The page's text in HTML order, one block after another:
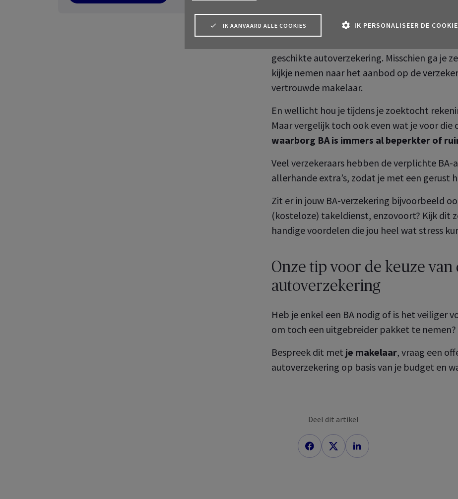
Alles over je verzekeringen als
Beheer je gezondheids­
verzekering eenvoudig en snel
klantenzone?
AXA Pro klantenzone
Benefits
Beheer de groepsverzekeringen
Beheer uw collectieve
gezondheidsverzekeringen
uzelf en uw medewerkers
Ontdek het nu
met nuances
Je kocht een nieuw of
geschikte autoverzekering. Misschien ga je
kijkje nemen naar het aanbod op de
vertrouwde makelaar.
En wellicht hou je tijdens je zoektocht
Maar vergelijk toch ook even wat je voor
waarborg BA is immers al beperkter of
Veel verzekeraars hebben de verplichte
allerhande extra’s, zodat je met een gerust
Zit er in jouw BA-verzekering bijvoorbeeld
(kosteloze) takeldienst, enzovoort? Kijk dit
handige voordelen die jou heel wat stress
Onze tip voor de keuze van
autoverzekering
Heb je enkel een BA nodig of is het veiliger
om toch een uitgebreider pakket te nemen?
Bespreek dit met je makelaar, vraag een
autoverzekering op basis van je budget en
Deel dit artikel
IK AANVAARD ALLE COOKIES IK PERSONALISEER DE